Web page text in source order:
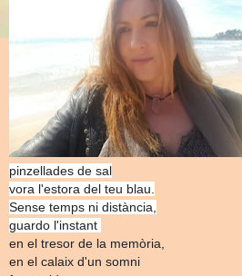
pinzellades de sal
vora l'estora del teu blau.
Sense temps ni distància,
guardo l'instant
en el tresor de la memòria,
en el calaix d'un somni